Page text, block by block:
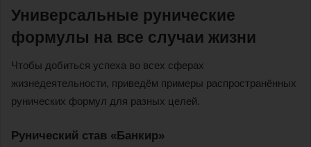
Универсальные рунические
формулы на все случаи жизни
Чтобы добиться успеха во всех сферах
жизнедеятельности, приведём примеры распространённых
рунических формул для разных целей.
Рунический став «Банкир»